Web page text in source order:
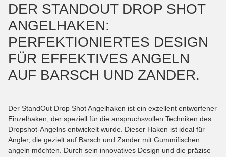
DER STANDOUT DROP SHOT
ANGELHAKEN:
PERFEKTIONIERTES DESIGN
FÜR EFFEKTIVES ANGELN
AUF BARSCH UND ZANDER.
Der StandOut Drop Shot Angelhaken ist ein exzellent entworfener
Einzelhaken, der speziell für die anspruchsvollen Techniken des
Dropshot-Angelns entwickelt wurde. Dieser Haken ist ideal für
Angler, die gezielt auf Barsch und Zander mit Gummifischen
angeln möchten. Durch sein innovatives Design und die präzise